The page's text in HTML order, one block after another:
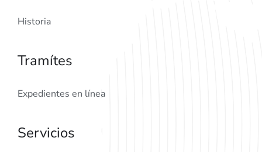
Historia
Tramítes
Expedientes en línea
Servicios